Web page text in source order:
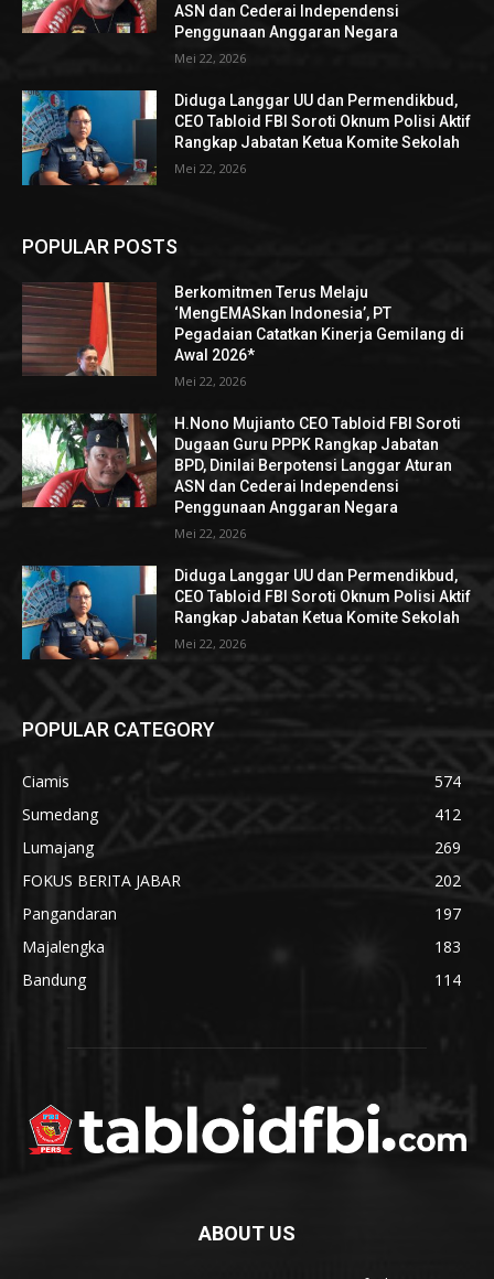
ASN dan Cederai Independensi
Penggunaan Anggaran Negara
Mei 22, 2026
Diduga Langgar UU dan Permendikbud,
CEO Tabloid FBI Soroti Oknum Polisi Aktif
Rangkap Jabatan Ketua Komite Sekolah
Mei 22, 2026
POPULAR POSTS
Berkomitmen Terus Melaju
‘MengEMASkan Indonesia’, PT
Pegadaian Catatkan Kinerja Gemilang di
Awal 2026*
Mei 22, 2026
H.Nono Mujianto CEO Tabloid FBI Soroti
Dugaan Guru PPPK Rangkap Jabatan
BPD, Dinilai Berpotensi Langgar Aturan
ASN dan Cederai Independensi
Penggunaan Anggaran Negara
Mei 22, 2026
Diduga Langgar UU dan Permendikbud,
CEO Tabloid FBI Soroti Oknum Polisi Aktif
Rangkap Jabatan Ketua Komite Sekolah
Mei 22, 2026
POPULAR CATEGORY
Ciamis
574
Sumedang
412
Lumajang
269
FOKUS BERITA JABAR
202
Pangandaran
197
Majalengka
183
Bandung
114
ABOUT US